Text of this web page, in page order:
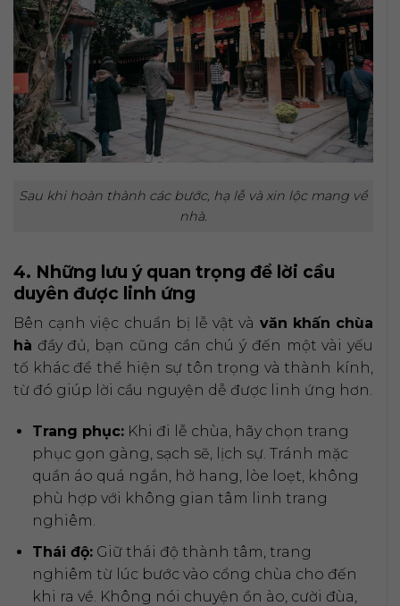
Sau khi hoàn thành các bước, hạ lễ và xin lộc mang về
nhà.
4. Những lưu ý quan trọng để lời cầu
duyên được linh ứng
Bên cạnh việc chuẩn bị lễ vật và văn khấn chùa
hà đầy đủ, bạn cũng cần chú ý đến một vài yếu
tố khác để thể hiện sự tôn trọng và thành kính,
từ đó giúp lời cầu nguyện dễ được linh ứng hơn.
Trang phục:Khi đi lễ chùa, hãy chọn trang
phục gọn gàng, sạch sẽ, lịch sự. Tránh mặc
quần áo quá ngắn, hở hang, lòe loẹt, không
phù hợp với không gian tâm linh trang
nghiêm.
Thái độ:Giữ thái độ thành tâm, trang
nghiêm từ lúc bước vào cổng chùa cho đến
khi ra về. Không nói chuyện ồn ào, cười đùa,